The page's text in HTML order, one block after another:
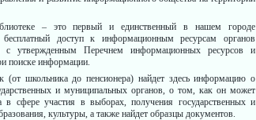
– это первый и единственный в нашем городе
доступ к информационным ресурсам органов
с утвержденным Перечнем информационных ресурсов и
поиске информации.
школьника до пенсионера) найдет здесь информацию о
и муниципальных органов, о том, как он может
в сфере участия в выборах, получения государственных и
культуры, а также найдет образцы документов.